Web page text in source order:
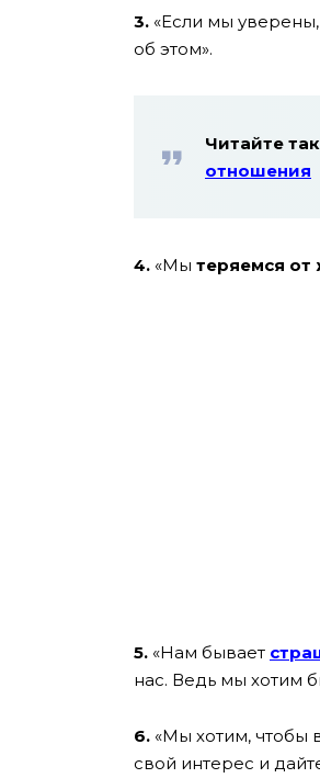
3. «Если мы
об этом».
Читайте
отношения
4. «Мы теряемся от
5. «Нам бывает
нас. Ведь мы хотим
6. «Мы хотим, чтобы
свой интерес и